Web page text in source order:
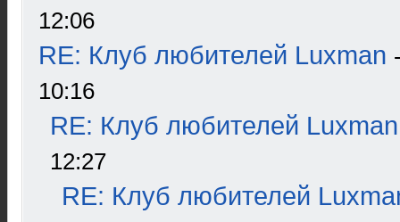
12:06
RE: Клуб любителей Luxman
10:16
RE: Клуб любителей Luxman
12:27
RE: Клуб любителей